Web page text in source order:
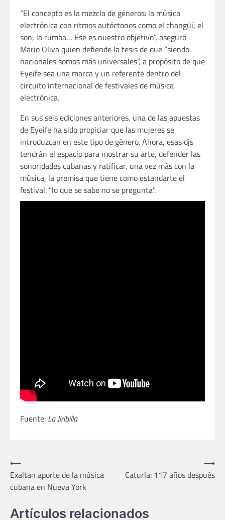
“El concepto es la mezcla de géneros: la música
electrónica con ritmos autóctonos como el changüí, el
son, la rumba… Ese es nuestro objetivo”, aseguró
Mario Oliva quien defiende la tesis de que “siendo
nacionales somos más universales”, a propósito de que
Eyeife sea una marca y un referente dentro del
circuito internacional de festivales de música
electrónica.
En sus seis ediciones anteriores, una de las apuestas
de Eyeife ha sido propiciar que las mujeres se
introduzcan en este tipo de género. Ahora, esas djs
tendrán el espacio para mostrar su arte, defender las
sonoridades cubanas y ratificar, una vez más con la
música, la premisa que tiene como estandarte el
festival: “lo que se sabe no se pregunta”.
Fuente: La Jiribilla
Navegación
de
entradas
⟵
Exaltan aporte de la música
cubana en Nueva York
Caturla: 117 años después
⟶
Artículos relacionados